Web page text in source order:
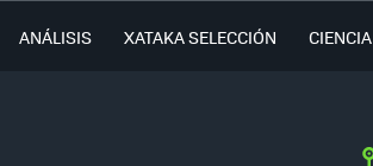
ANÁLISIS XATAKA SELECCIÓN CIENCIA